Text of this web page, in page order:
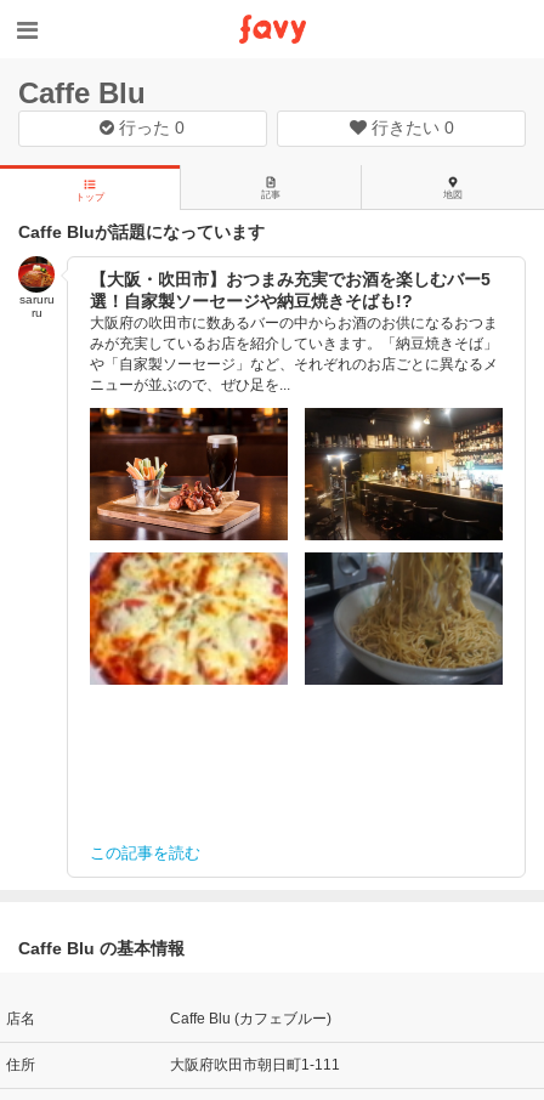
Caffe Blu
行った0 行きたい 0
トップ 記事 地図
Caffe Bluが話題になっています
saruru
ru
【大阪・吹田市】おつまみ充実でお酒を楽しむバー5
選！自家製ソーセージや納豆焼きそばも!?
大阪府の吹田市に数あるバーの中からお酒のお供になるおつま
みが充実しているお店を紹介していきます。「納豆焼きそば」
や「自家製ソーセージ」など、それぞれのお店ごとに異なるメ
ニューが並ぶので、ぜひ足を...
この記事を読む
Caffe Blu の基本情報
店名 Caffe Blu (カフェブルー)
住所 大阪府吹田市朝日町1-111